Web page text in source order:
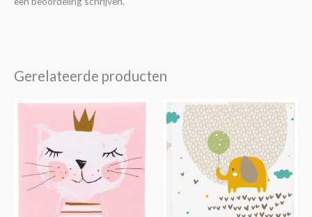
Gerelateerde producten